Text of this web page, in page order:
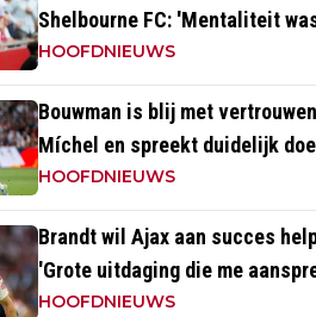
Shelbourne FC: 'Mentaliteit
goed genoeg in de slotfase'
HOOFDNIEUWS
Bouwman is blij met vertrouwen
Míchel en spreekt duidelijk
met Ajax
HOOFDNIEUWS
Brandt wil Ajax aan succes
'Grote uitdaging die me
kijk ernaar uit'
HOOFDNIEUWS